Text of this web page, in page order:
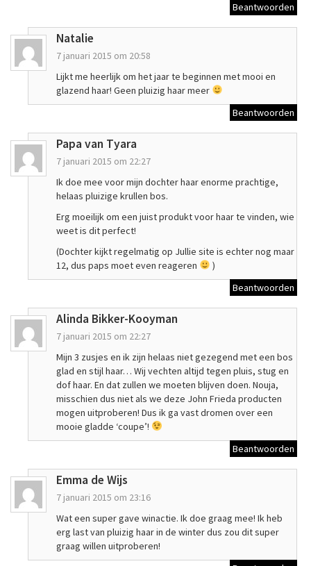
Beantwoorden
Natalie
7 januari 2015 om 20:58
Lijkt me heerlijk om het jaar te beginnen met mooi en
glazend haar! Geen pluizig haar meer
Beantwoorden
Papa van Tyara
7 januari 2015 om 22:27
Ik doe mee voor mijn dochter haar enorme prachtige,
helaas pluizige krullen bos.
Erg moeilijk om een juist produkt voor haar te vinden, wie
weet is dit perfect!
(Dochter kijkt regelmatig op Jullie site is echter nog maar
12, dus paps moet even reageren
)
Beantwoorden
Alinda Bikker-Kooyman
7 januari 2015 om 22:27
Mijn 3 zusjes en ik zijn helaas niet gezegend met een bos
glad en stijl haar… Wij vechten altijd tegen pluis, stug en
dof haar. En dat zullen we moeten blijven doen. Nouja,
misschien dus niet als we deze John Frieda producten
mogen uitproberen! Dus ik ga vast dromen over een
mooie gladde ‘coupe’!
Beantwoorden
Emma de Wijs
7 januari 2015 om 23:16
Wat een super gave winactie. Ik doe graag mee! Ik heb
erg last van pluizig haar in de winter dus zou dit super
graag willen uitproberen!